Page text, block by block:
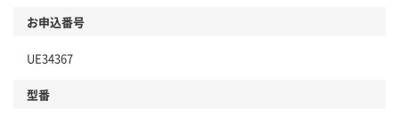
お申込番号
UE34367
型番